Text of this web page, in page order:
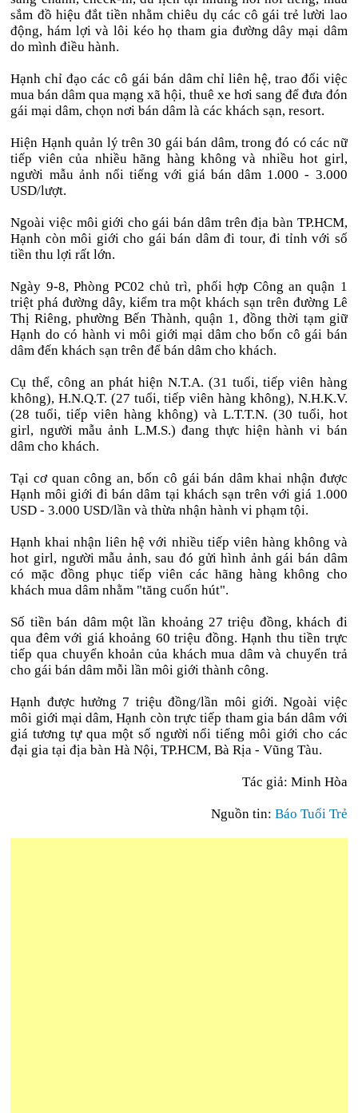
sắm đồ hiệu đắt tiền nhằm chiêu dụ các cô gái trẻ lười lao
động, hám lợi và lôi kéo họ tham gia đường dây mại dâm
do mình điều hành.
Hạnh chỉ đạo các cô gái bán dâm chỉ liên hệ, trao đổi việc
mua bán dâm qua mạng xã hội, thuê xe hơi sang để đưa đón
gái mại dâm, chọn nơi bán dâm là các khách sạn, resort.
Hiện Hạnh quản lý trên 30 gái bán dâm, trong đó có các nữ
tiếp viên của nhiều hãng hàng không và nhiều hot girl,
người mẫu ảnh nổi tiếng với giá bán dâm 1.000 - 3.000
USD/lượt.
Ngoài việc môi giới cho gái bán dâm trên địa bàn TP.HCM,
Hạnh còn môi giới cho gái bán dâm đi tour, đi tỉnh với số
tiền thu lợi rất lớn.
Ngày 9-8, Phòng PC02 chủ trì, phối hợp Công an quận 1
triệt phá đường dây, kiểm tra một khách sạn trên đường Lê
Thị Riêng, phường Bến Thành, quận 1, đồng thời tạm giữ
Hạnh do có hành vi môi giới mại dâm cho bốn cô gái bán
dâm đến khách sạn trên để bán dâm cho khách.
Cụ thể, công an phát hiện N.T.A. (31 tuổi, tiếp viên hàng
không), H.N.Q.T. (27 tuổi, tiếp viên hàng không), N.H.K.V.
(28 tuổi, tiếp viên hàng không) và L.T.T.N. (30 tuổi, hot
girl, người mẫu ảnh L.M.S.) đang thực hiện hành vi bán
dâm cho khách.
Tại cơ quan công an, bốn cô gái bán dâm khai nhận được
Hạnh môi giới đi bán dâm tại khách sạn trên với giá 1.000
USD - 3.000 USD/lần và thừa nhận hành vi phạm tội.
Hạnh khai nhận liên hệ với nhiều tiếp viên hàng không và
hot girl, người mẫu ảnh, sau đó gửi hình ảnh gái bán dâm
có mặc đồng phục tiếp viên các hãng hàng không cho
khách mua dâm nhằm "tăng cuốn hút".
Số tiền bán dâm một lần khoảng 27 triệu đồng, khách đi
qua đêm với giá khoảng 60 triệu đồng. Hạnh thu tiền trực
tiếp qua chuyển khoản của khách mua dâm và chuyển trả
cho gái bán dâm mỗi lần môi giới thành công.
Hạnh được hưởng 7 triệu đồng/lần môi giới. Ngoài việc
môi giới mại dâm, Hạnh còn trực tiếp tham gia bán dâm với
giá tương tự qua một số người nổi tiếng môi giới cho các
đại gia tại địa bàn Hà Nội, TP.HCM, Bà Rịa - Vũng Tàu.
Tác giả: Minh Hòa
Nguồn tin: Báo Tuổi Trẻ